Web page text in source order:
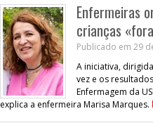
Enfermeiras
crianças
Publicado em 29
A iniciativa,
vez e os
Enfermagem da
explica a enfermeira Marisa Marques.